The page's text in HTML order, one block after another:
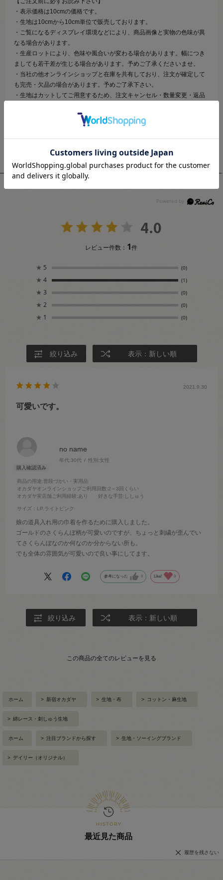
・表示価格は10cmの価格です。
・生地は10cmから10cm単位で販売しております。
・ご覧になるディスプレイ環境などにより、商品画像と実物の色味が異
なる場合があります。
・生産ロットにより、色味や風合いが変わる場合があります。幅につき
ましても若干差が生じる場合があります。予めご了承くださいませ。
・当社の他オンラインショップと在庫を共有しており、注文が確定して
も完売・欠品の場合があります。予めご了承下さい。
・生地はカットしてご用意するため、注文キャンセル・数量変更・返品
ユーザーレビュー
4.0
レビュー件数： 1件
★ 5 (0)
★ 4 (1)
★ 3 (0)
★ 2 (0)
★ 1 (0)
絞り込み 表示：新しい順
no name
年代:30代 性別:女性
商品の用途:普段づかい・実用品
オカダヤオンラインショップご利用回数:2～3回くらい
オカダヤ実店舗ご利用経験:あり 好きな手芸:ししゅう
サイズ：LP.ライトピンク
2021.9.30
可愛いです。
娘の道具入れ用の巾着を作るために購入しました。
ゴールドのさくらんぼ柄が可愛いのですが、ちょっと刺繍が歪んでい
てさくらんぼなのか何なのか分からない所も。
でも全体の雰囲気が可愛いので良い事にしてます。
参考になった 0 Like! 0
絞り込み 表示：新しい順
この商品の全てのレビューを見る
ホーム > 新宿オカダヤ > 生地・布 > コットン・麻生地
> 綿レース・刺しゅう生地
ホーム > 注目ブランドから探す > 生地・ソーイングブランド
> デイリー（オリジナル）
最近見た商品
履歴を残さない